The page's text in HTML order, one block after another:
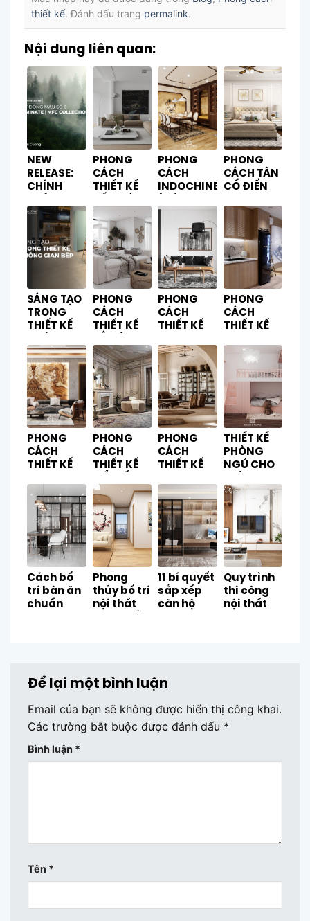
thiết kế. Đánh dấu trang permalink.
Nội dung liên quan:
NEW
RELEASE:
CHÍNH
MẮT BST
ĐỒNG
MÀU
LAMINATE
BY AN
CUONG
PHONG
CÁCH
THIẾT KẾ
(MINIMALISM)
PHONG
CÁCH
INDOCHINE
DƯƠNG)
PHONG
CÁCH TÂN
CỔ ĐIỂN
SÁNG TẠO
TRONG
THIẾT KẾ
GIAN BẾP
PHONG
CÁCH
THIẾT KẾ
(SCANDINAVIAN)
PHONG
CÁCH
THIẾT KẾ
PHONG
CÁCH
THIẾT KẾ
PHONG
CÁCH
THIẾT KẾ
TRỌNG
(LUXURY)
PHONG
CÁCH
THIẾT KẾ
(CLASSIC
STYLE)
PHONG
CÁCH
THIẾT KẾ
THIẾT KẾ
PHÒNG
NGỦ CHO
CẦN THIẾT
CHO SỰ
PHÁT
TRIỂN TƯ
DUY CỦA
BÉ
Cách bố
trí bàn ăn
chuẩn
Phong
thủy bố trí
nội thất
11 bí quyết
sắp xếp
căn hộ
Quy trình
thi công
nội thất
Để lại một bình luận
Email của bạn sẽ không được hiển thị công khai.
Các trường bắt buộc được đánh dấu *
Bình luận *
Tên *